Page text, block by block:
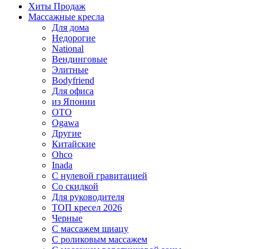
Хиты Продаж
Массажные кресла
Для дома
Недорогие
National
Вендинговые
Элитные
Bodyfriend
Для офиса
из Японии
OTO
Ogawa
Другие
Китайские
Ohco
Inada
С нулевой гравитацией
Со скидкой
Для руководителя
ТОП кресел 2026
Черные
С массажем шиацу
С роликовым массажем